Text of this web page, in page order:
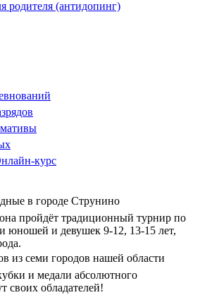
родителя (антидопинг)
курс
в городе Струнино
пройдёт традиционный турнир по
юношей и девушек 9-12, 13-15 лет,
из семи городов нашей области
и медали абсолютного
своих обладателей!